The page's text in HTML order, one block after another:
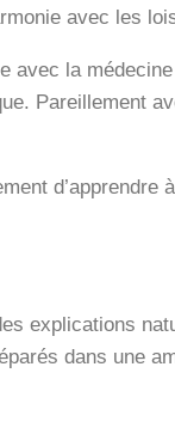
avec les
avec la
Pareillement
d’apprendre
explications
dans une